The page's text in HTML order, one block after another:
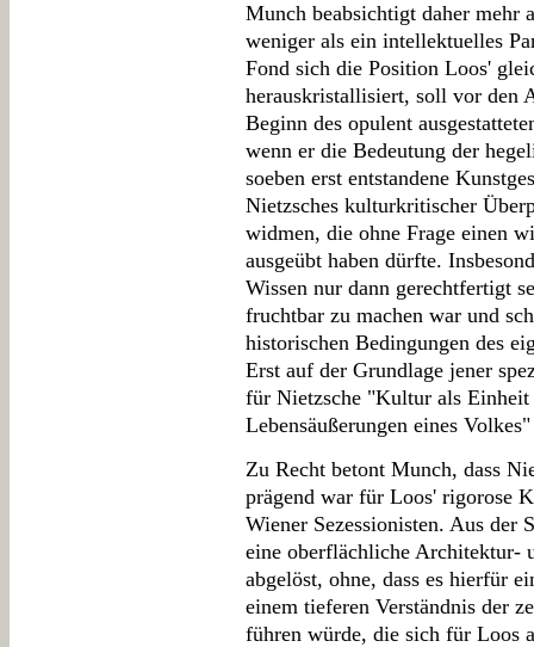
Munch beabsichtigt daher
weniger als ein intellektuelles
Fond sich die Position Loos'
herauskristallisiert, soll vor den
Beginn des opulent
wenn er die Bedeutung der
soeben erst entstandene
Nietzsches kulturkritischer
widmen, die ohne Frage einen
ausgeübt haben dürfte.
Wissen nur dann gerechtfertigt
fruchtbar zu machen war und
historischen Bedingungen des
Erst auf der Grundlage jener
für Nietzsche "Kultur als
Lebensäußerungen eines
Zu Recht betont Munch, dass
prägend war für Loos' rigorose
Wiener Sezessionisten. Aus der
eine oberflächliche Architektur-
abgelöst, ohne, dass es hierfür
einem tieferen Verständnis der
führen würde, die sich für Loos